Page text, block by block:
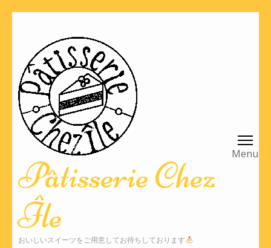
ツ
へ
(Enter
押
す)
Pâtisserie Chez
Île
おいしいスイーツをご用意してお待ちしております